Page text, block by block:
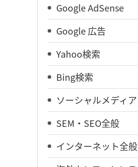
Google AdSense
Google 広告
Yahoo検索
Bing検索
ソーシャルメディア
SEM・SEO全般
インターネット全般